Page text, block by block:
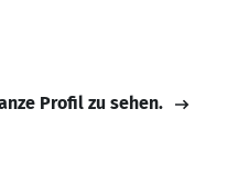
Profil zu sehen.